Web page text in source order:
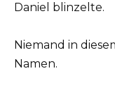
Daniel blinzelte.
Niemand in
Namen.